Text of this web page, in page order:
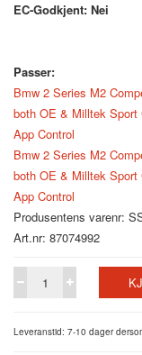
EC-Godkjent: Nei
Passer:
Bmw 2 Series M2
both OE & Milltek
App Control
Bmw 2 Series M2
both OE & Milltek
App Control
Produsentens varenr:
Art.nr: 87074992
Leveranstid: 7-10 dager